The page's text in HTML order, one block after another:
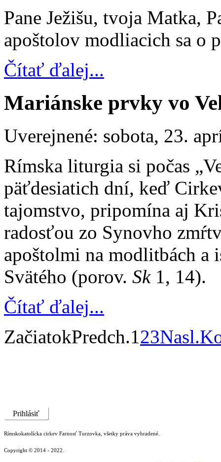
Pane Ježišu, tvoja Matka,
apoštolov modliacich sa o
Čítať ďalej...
Mariánske prvky vo
Uverejnené: sobota, 23.
Rímska liturgia si počas
päťdesiatich dní, keď
tajomstvo, pripomína aj
radosťou zo Synovho
apoštolmi na modlitbách a
Svätého (porov. Sk 1, 14).
Čítať ďalej...
ZačiatokPredch.123Nasl.
Prihlásiť
Rímskokatolícka cirkev Farnosť Turzovka, všetky práva vyhradené.
Copyright © 2014 - 2022.